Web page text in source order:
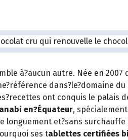
à?aucun autre. Née en
dans?le?domaine
ont conquis le palais
en?Équateur,
longuement et?sans
ses tablettes certifiées